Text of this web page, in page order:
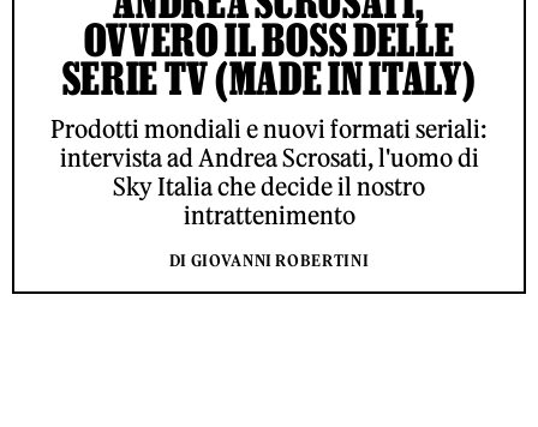
OVVERO IL BOSS DELLE
SERIE TV (MADE IN ITALY)
Prodotti mondiali e nuovi formati seriali:
intervista ad Andrea Scrosati, l'uomo di
Sky Italia che decide il nostro
intrattenimento
DI GIOVANNI ROBERTINI